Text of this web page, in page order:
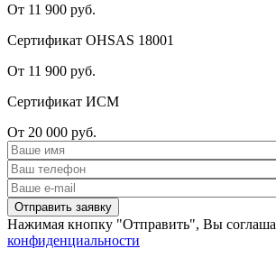
От 11 900 руб.
Сертификат OHSAS 18001
От 11 900 руб.
Сертификат ИСМ
От 20 000 руб.
Нажимая кнопку "Отправить", Вы
конфиденциальности